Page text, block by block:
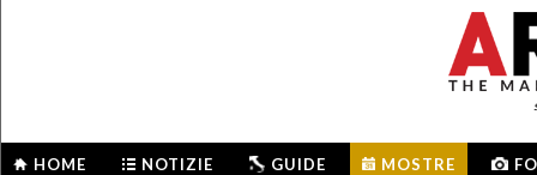
HOME NOTIZIE GUIDE MOSTRE